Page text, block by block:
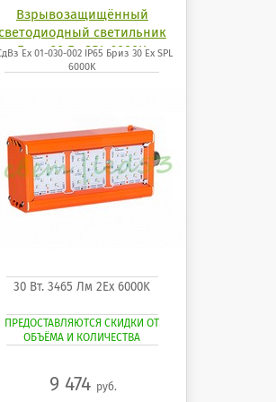
Взрывозащищённый
светильник
Бриз 30 Ех SPL 6000K
Ех 01-030-002 IP65 Бриз 30 Ех SPL
6000K
30 Вт. 3465 Лм 2Ех 6000K
ПРЕДОСТАВЛЯЮТСЯ СКИДКИ ОТ
ОБЪЁМА И КОЛИЧЕСТВА
9 474 руб.